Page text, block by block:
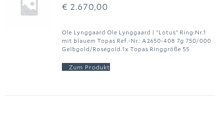
€ 2.670,00
Ole Lynggaard Ole Lynggaard | "Lotus" Ring Nr.1
mit blauem Topas Ref.-Nr.: A2650-408 7g 750/000
Gelbgold/Roségold 1x Topas Ringgröße 55